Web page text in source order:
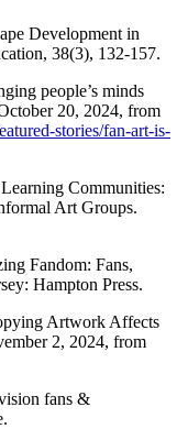
Development in
38(3), 132-157.
people’s minds
20, 2024, from
stories/fan-art-is-
Communities:
Art Groups.
Fandom: Fans,
Hampton Press.
Artwork Affects
2, 2024, from
fans &